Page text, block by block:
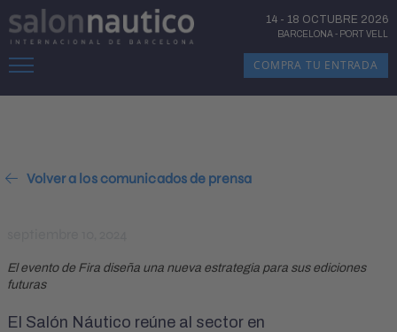
COMPRA TU ENTRADA
14 - 18 OCTUBRE 2026
BARCELONA- PORT VELL
Volver a los comunicados de prensa
El evento de Fira diseña una nueva estrategia para sus ediciones
futuras
El Salón Náutico reúne al sector en